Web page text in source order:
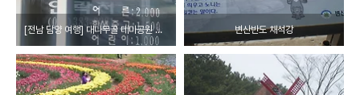
[전남 담양 여행] 대나무골 테마공원 ★ 미니버스우등 소형버스우등 우등버스 전문 버스25시 변산반도 채석강